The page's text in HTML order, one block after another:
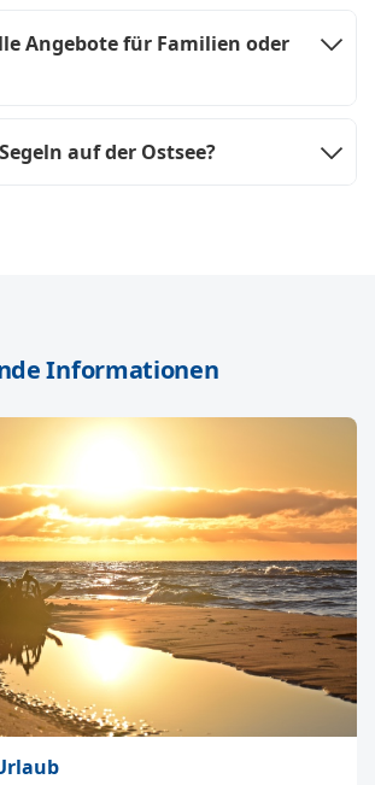
Angebote für Familien oder
auf der Ostsee?
Informationen